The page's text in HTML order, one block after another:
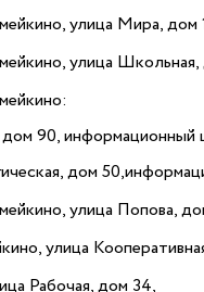
улица Мира, дом
улица
дом 90, информационный
дом
улица Попова,
улица
Рабочая, дом 34,